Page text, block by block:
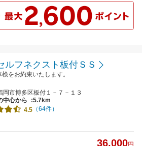
ルフネクスト板付ＳＳ
をお約束いたします。
岡市博多区板付１－７－１３
中心から
:5.7km
4.5 （64件）
36,000